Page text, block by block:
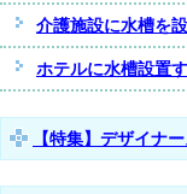
介護施設に水槽を
ホテルに水槽設置
【特集】デザイナ